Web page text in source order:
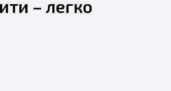
– легко